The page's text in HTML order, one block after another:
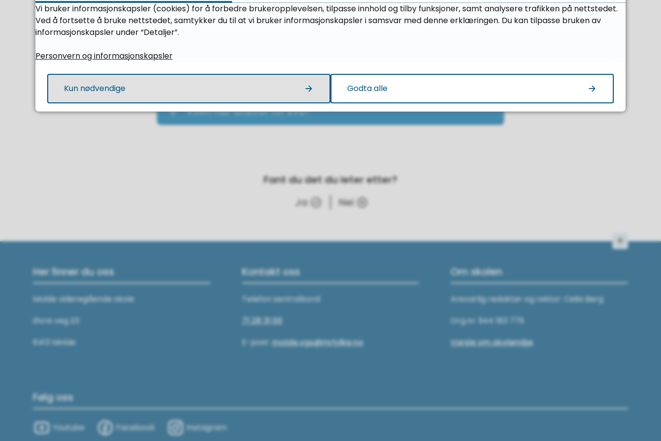
Kan eg varsle anonymt?
alvor?
Kven har ansvar for kva?
Fant du det du leter etter?
Ja
Nei
Her finner du oss
Molde videregående skole
Øvre veg 23
6413 Molde
Kontakt oss
Telefon sentralbord:
71 28 31 00
E-post:molde.vgs@mrfylke.no
Om skolen
Ansvarlig redaktør og rektor: Celia Berg
Org.nr: 944 183 779
Varsle om skolemiljø
Følg oss
Youtube Facebook Instagram
Til toppen
Vi bruker informasjonskapsler (cookies) for å forbedre brukeropplevelsen, tilpasse innhold og tilby funksjoner, samt analysere trafikken på nettstedet.
Ved å fortsette å bruke nettstedet, samtykker du til at vi bruker informasjonskapsler i samsvar med denne erklæringen. Du kan tilpasse bruken av
informasjonskapsler under “Detaljer”.
Personvern og informasjonskapsler
Kun nødvendige Godta alle